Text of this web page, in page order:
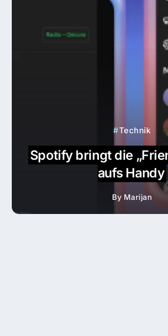
Technik
Spotify bringt die
aufs Handy
By Marijan